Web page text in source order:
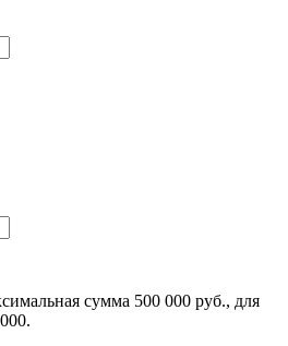
сумма 500 000 руб., для